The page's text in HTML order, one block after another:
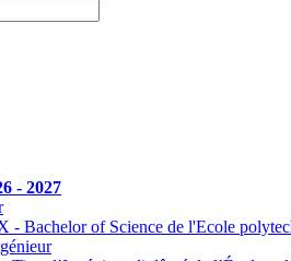
- 2027
- Bachelor of Science de l'Ecole